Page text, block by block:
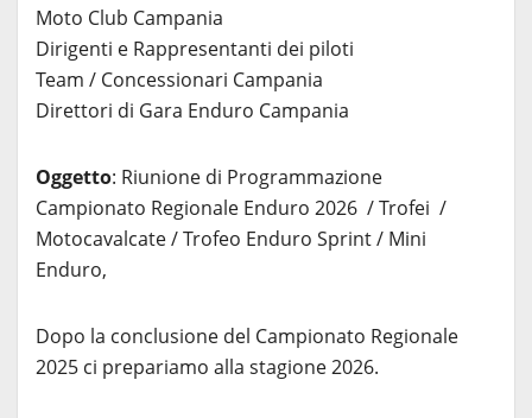
Moto Club Campania
Dirigenti e Rappresentanti dei piloti
Team / Concessionari Campania
Direttori di Gara Enduro Campania
Oggetto: Riunione di Programmazione
Campionato Regionale Enduro 2026 / Trofei /
Motocavalcate / Trofeo Enduro Sprint / Mini
Enduro,
Dopo la conclusione del Campionato Regionale
2025 ci prepariamo alla stagione 2026.